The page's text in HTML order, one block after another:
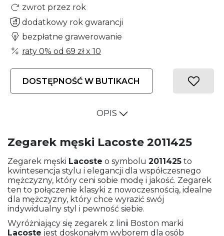
zwrot przez rok
dodatkowy rok gwarancji
bezpłatne grawerowanie
raty 0% od 69 złx 10
DOSTĘPNOŚĆ W BUTIKACH
OPIS
Zegarek męski Lacoste 2011425
Zegarek męski Lacoste o symbolu 2011425 to
kwintesencja stylu i elegancji dla współczesnego
mężczyzny, który ceni sobie modę i jakość. Zegarek
ten to połączenie klasyki z nowoczesnością, idealne
dla mężczyzny, który chce wyrazić swój
indywidualny styl i pewność siebie.
Wyróżniający się zegarek z linii Boston marki
Lacoste jest doskonałym wyborem dla osób